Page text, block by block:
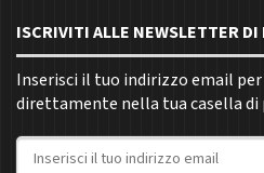
ISCRIVITI ALLE NEWSLETTER DI
Inserisci il tuo indirizzo email per
direttamente nella tua casella
Indirizzo email